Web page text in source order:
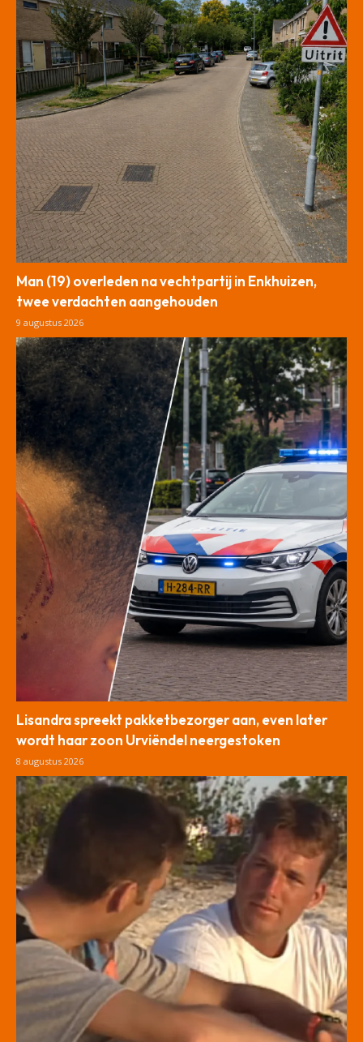
Man (19) overleden na vechtpartij in Enkhuizen,
twee verdachten aangehouden
9 augustus 2026
Lisandra spreekt pakketbezorger aan, even later
wordt haar zoon Urviëndel neergestoken
8 augustus 2026